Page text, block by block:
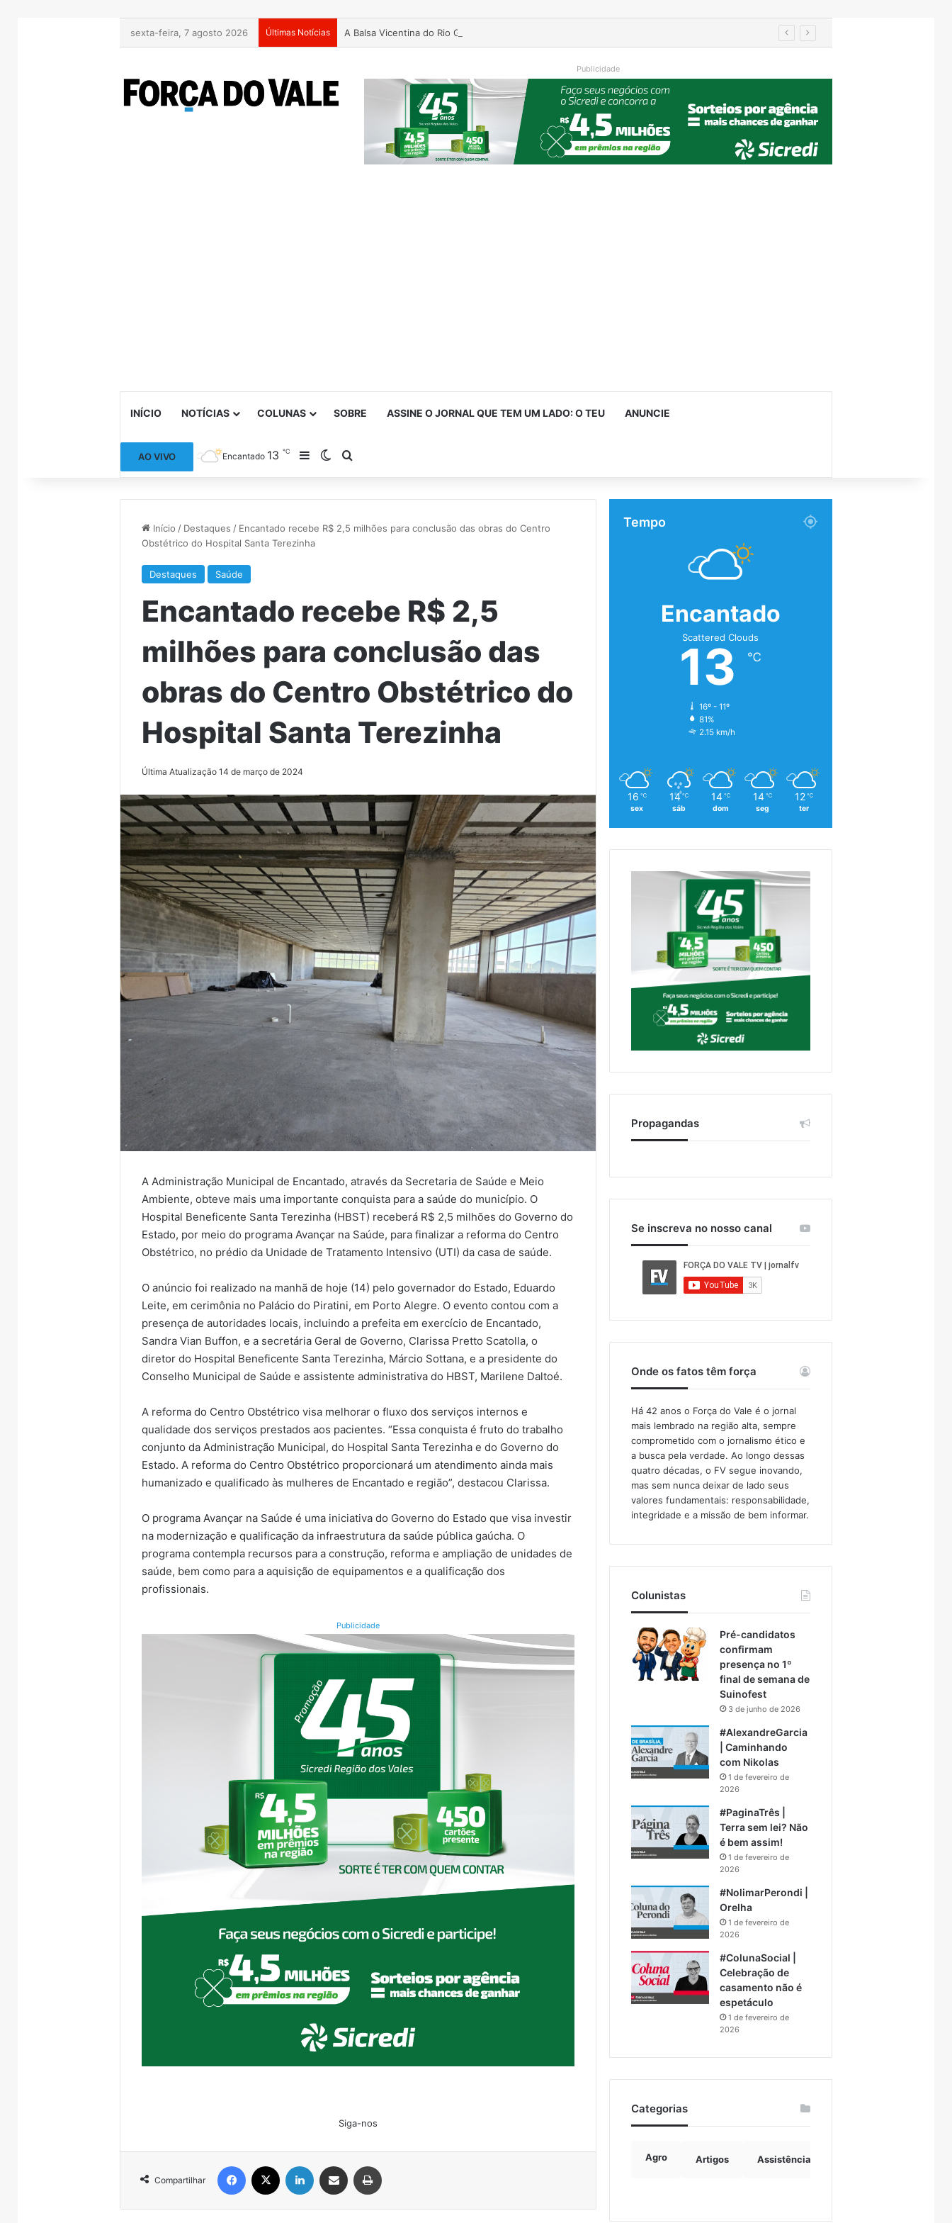
sexta-feira, 7 agosto 2026 Últimas Notícias A Balsa Vicentina do Rio Guaporé
Publicidade
INÍCIO NOTÍCIAS COLUNAS SOBRE ASSINE O JORNAL QUE TEM UM LADO: O TEU ANUNCIE
AO VIVO Encantado 13℃ Barra Lateral
Switch skin
Início / Destaques / Encantado recebe R$ 2,5 milhões para conclusão das obras do Centro
Obstétrico do Hospital Santa Terezinha
Destaques Saúde
Encantado recebe R$ 2,5
milhões para conclusão das
obras do Centro Obstétrico do
Hospital Santa Terezinha
Última Atualização 14 de março de 2024
A Administração Municipal de Encantado, através da Secretaria de Saúde e Meio
Ambiente, obteve mais uma importante conquista para a saúde do município. O
Hospital Beneficente Santa Terezinha (HBST) receberá R$ 2,5 milhões do Governo do
Estado, por meio do programa Avançar na Saúde, para finalizar a reforma do Centro
Obstétrico, no prédio da Unidade de Tratamento Intensivo (UTI) da casa de saúde.
O anúncio foi realizado na manhã de hoje (14) pelo governador do Estado, Eduardo
Leite, em cerimônia no Palácio do Piratini, em Porto Alegre. O evento contou com a
presença de autoridades locais, incluindo a prefeita em exercício de Encantado,
Sandra Vian Buffon, e a secretária Geral de Governo, Clarissa Pretto Scatolla, o
diretor do Hospital Beneficente Santa Terezinha, Márcio Sottana, e a presidente do
Conselho Municipal de Saúde e assistente administrativa do HBST, Marilene Daltoé.
A reforma do Centro Obstétrico visa melhorar o fluxo dos serviços internos e
qualidade dos serviços prestados aos pacientes. “Essa conquista é fruto do trabalho
conjunto da Administração Municipal, do Hospital Santa Terezinha e do Governo do
Estado. A reforma do Centro Obstétrico proporcionará um atendimento ainda mais
humanizado e qualificado às mulheres de Encantado e região”, destacou Clarissa.
O programa Avançar na Saúde é uma iniciativa do Governo do Estado que visa investir
na modernização e qualificação da infraestrutura da saúde pública gaúcha. O
programa contempla recursos para a construção, reforma e ampliação de unidades de
saúde, bem como para a aquisição de equipamentos e a qualificação dos
profissionais.
Publicidade
Siga-nos
Compartilhar
Facebook Linkedin Compartilhar via e-mail
Tempo
Encantado
Scattered Clouds
13 ℃
16º - 11º
81%
2.15 km/h
16 ℃
sex
14 ℃
sáb
14 ℃
dom
14 ℃
seg
12 ℃
ter
Propagandas
Se inscreva no nosso canal
Onde os fatos têm força
Há 42 anos o Força do Vale é o jornal
mais lembrado na região alta, sempre
comprometido com o jornalismo ético e
a busca pela verdade. Ao longo dessas
quatro décadas, o FV segue inovando,
mas sem nunca deixar de lado seus
valores fundamentais: responsabilidade,
integridade e a missão de bem informar.​
Colunistas
Pré-candidatos
confirmam
presença no 1º
final de semana de
Suinofest
3 de junho de 2026
#AlexandreGarcia
| Caminhando
com Nikolas
1 de fevereiro de
2026
#PaginaTrês |
Terra sem lei? Não
é bem assim!
1 de fevereiro de
2026
#NolimarPerondi |
Orelha
1 de fevereiro de
2026
#ColunaSocial |
Celebração de
casamento não é
espetáculo
1 de fevereiro de
2026
Categorias
Agro Artigos Assistência Social